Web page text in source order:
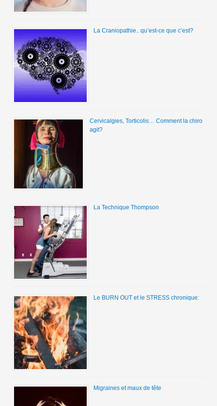
La Craniopathie.. qu’est-ce que c’est?
Cervicalgies, Torticolis… Comment la chiro
agit?
La Technique Thompson
Le BURN OUT et le STRESS chronique:
Migraines et maux de tête